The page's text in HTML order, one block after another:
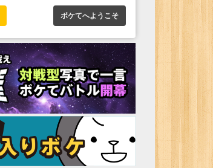
ボケてへようこそ